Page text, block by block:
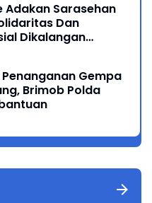
Adakan Sarasehan
Dan
Dikalangan
Gempa
Brimob Polda